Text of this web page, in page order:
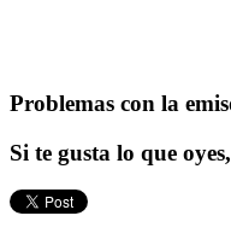
Problemas con la
Si te gusta lo que